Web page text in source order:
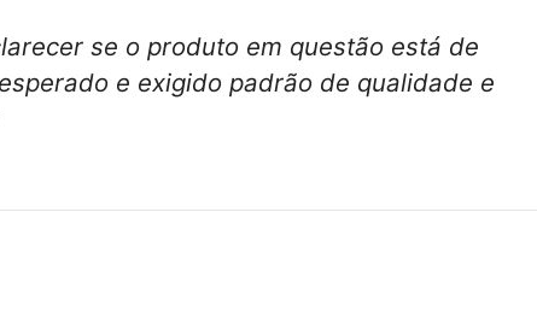
se o produto em questão está de
e exigido padrão de qualidade e